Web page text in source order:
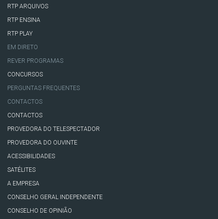
RTP ARQUIVOS
RTP ENSINA
RTP PLAY
EM DIRETO
REVER PROGRAMAS
CONCURSOS
PERGUNTAS FREQUENTES
CONTACTOS
CONTACTOS
PROVEDORA DO TELESPECTADOR
PROVEDORA DO OUVINTE
ACESSIBILIDADES
SATÉLITES
A EMPRESA
CONSELHO GERAL INDEPENDENTE
CONSELHO DE OPINIÃO